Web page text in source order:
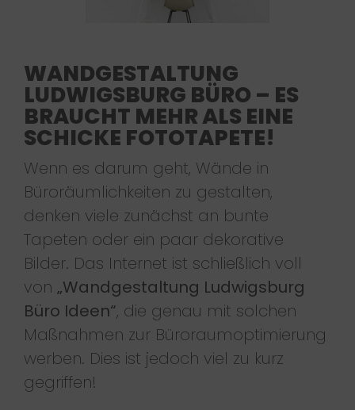
WANDGESTALTUNG
LUDWIGSBURG BÜRO – ES
BRAUCHT MEHR ALS EINE
SCHICKE FOTOTAPETE!
Wenn es darum geht, Wände in
Büroräumlichkeiten zu gestalten,
denken viele zunächst an bunte
Tapeten oder ein paar dekorative
Bilder. Das Internet ist schließlich voll
von „Wandgestaltung Ludwigsburg
Büro Ideen“, die genau mit solchen
Maßnahmen zur Büroraumoptimierung
werben. Dies ist jedoch viel zu kurz
gegriffen!